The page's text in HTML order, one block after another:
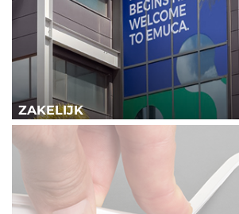
ZAKELIJK